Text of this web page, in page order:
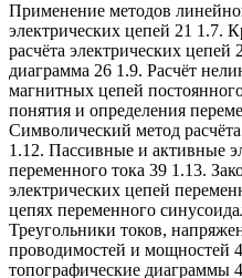
Применение методов
электрических цепей 21 1.7.
расчёта электрических
диаграмма 26 1.9. Расчёт
магнитных цепей
понятия и определения
Символический метод
1.12. Пассивные и активные
переменного тока 39 1.13.
электрических цепей
цепях переменного
Треугольники токов,
проводимостей и мощностей
топографические диаграммы